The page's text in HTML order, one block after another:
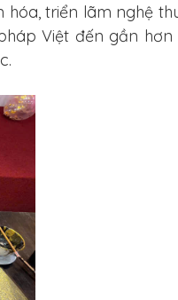
triển lãm nghệ
Việt đến gần hơn